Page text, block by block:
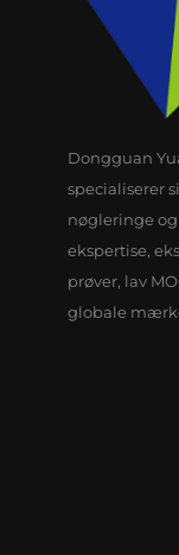
Dongguan
specialiserer
nøgleringe
ekspertise,
prøver, lav
globale